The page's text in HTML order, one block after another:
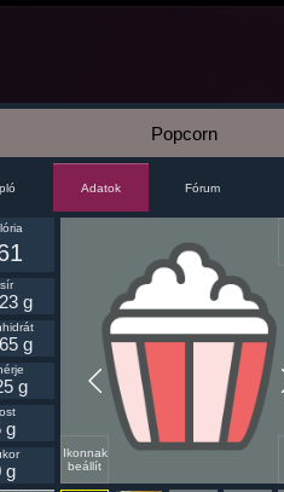
Popcorn
Adatok Fórum
Ikonnak
beállít
g
g
g
g
g